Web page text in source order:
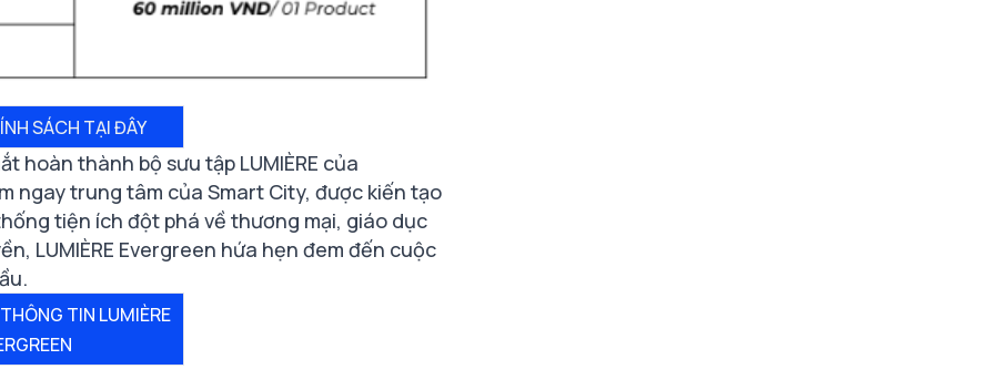
SÁCH TẠI ĐÂY
hoàn thành bộ sưu tập LUMIÈRE của
ngay trung tâm của Smart City, được kiến tạo
tiện ích đột phá về thương mại, giáo dục
LUMIÈRE Evergreen hứa hẹn đem đến cuộc
TIN LUMIÈRE